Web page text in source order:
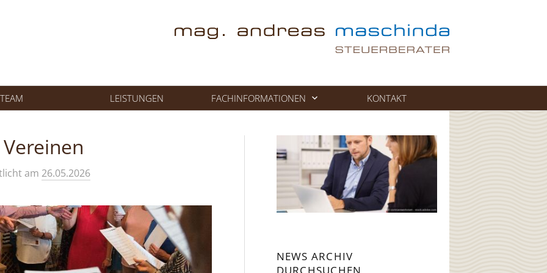
TEAM LEISTUNGEN FACHINFORMATIONEN KONTAKT
am 26.05.2026
NEWS ARCHIV